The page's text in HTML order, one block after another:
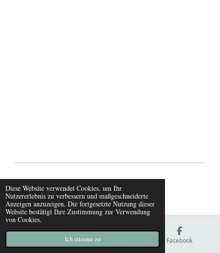
Diese Website verwendet Cookies, um Ihr
Nutzererlebnis zu verbessern und maßgeschneiderte
Anzeigen anzuzeigen. Die fortgesetzte Nutzung dieser
Website bestätigt Ihre Zustimmung zur Verwendung
von Cookies.
Ich stimme zu
© 2021 - 2026 Hundeskanzleramt
Mit Unterstützung vonWebador
Facebook